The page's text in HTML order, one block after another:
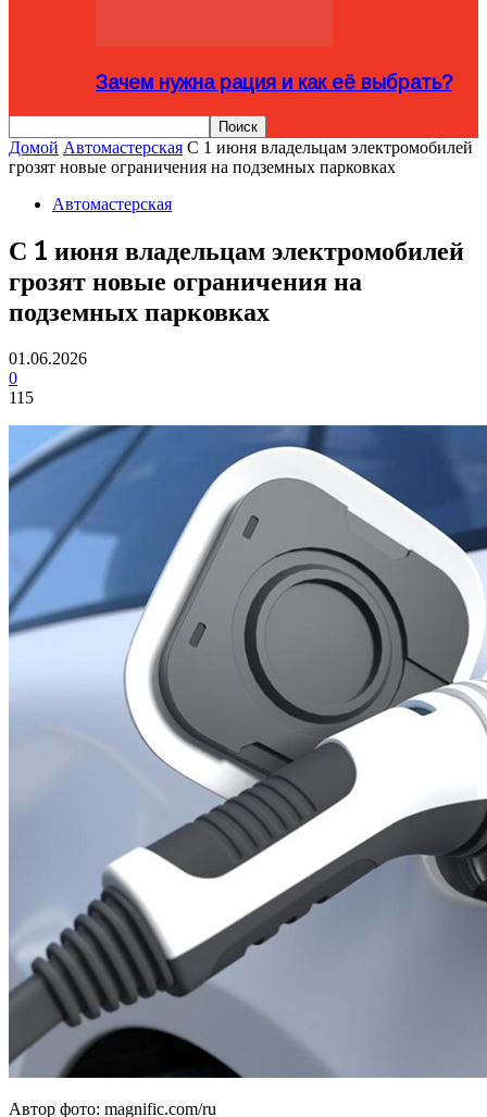
Зачем нужна рация и как её выбрать?
Домой Автомастерская С 1 июня владельцам электромобилей
грозят новые ограничения на подземных парковках
Автомастерская
С 1 июня владельцам электромобилей
грозят новые ограничения на
подземных парковках
01.06.2026
0
115
Автор фото: magnific.com/ru